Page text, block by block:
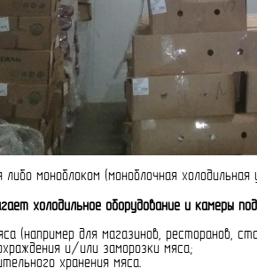
моноблоком (моноблочная
холодильное оборудование и камеры
(например для магазинов, ресторанов,
и/или заморозки мяса;
хранения мяса.